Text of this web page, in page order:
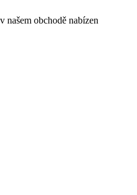
našem obchodě nabízen